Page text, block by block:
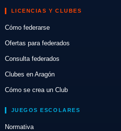
LICENCIAS Y CLUBES
Cómo federarse
Ofertas para federados
Consulta federados
Clubes en Aragón
Cómo se crea un Club
JUEGOS ESCOLARES
Normativa